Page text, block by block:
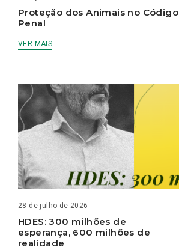
Proteção dos Animais no Código
Penal
VER MAIS
28 de julho de 2026
HDES: 300 milhões de
esperança, 600 milhões de
realidade